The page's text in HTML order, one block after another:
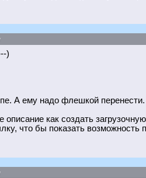
)
А ему надо флешкой перенести.
описание как создать
что бы показать возможность